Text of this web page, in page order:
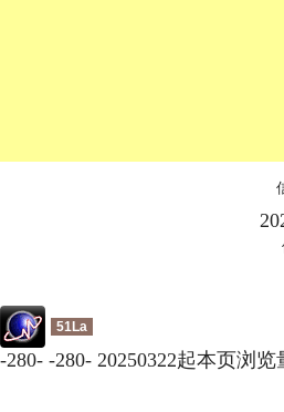
51La
-280- -280- 20250322起本页浏览